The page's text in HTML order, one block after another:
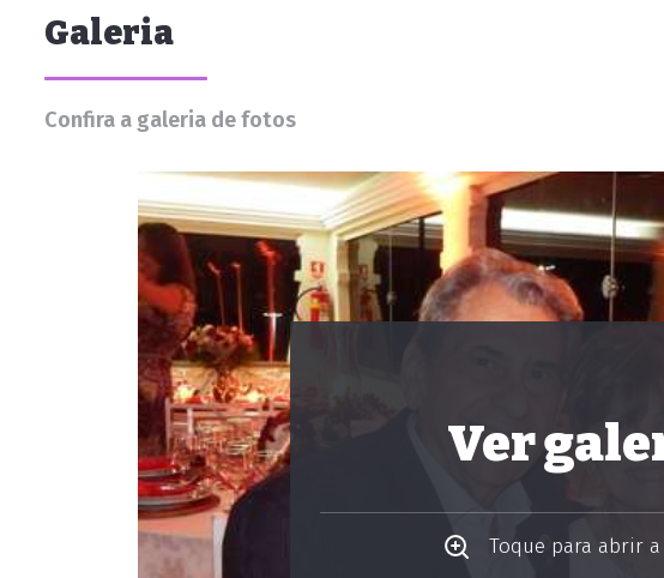
Galeria
Confira a galeria de fotos
Ver
Toque para abrir